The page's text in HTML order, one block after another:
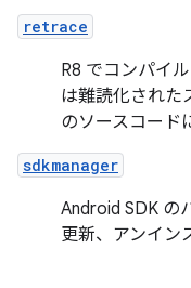
retrace
R8 でコンパイ
は難読化された
のソースコード
sdkmanager
Android SDK の
更新、アンイン